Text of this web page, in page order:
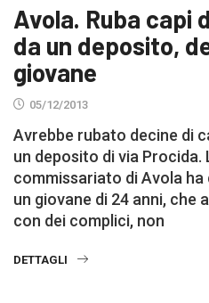
Avola. Ruba capi
da un deposito,
giovane
05/12/2013
Avrebbe rubato decine di
un deposito di via Procida.
commissariato di Avola
un giovane di 24 anni, che
con dei complici, non
DETTAGLI